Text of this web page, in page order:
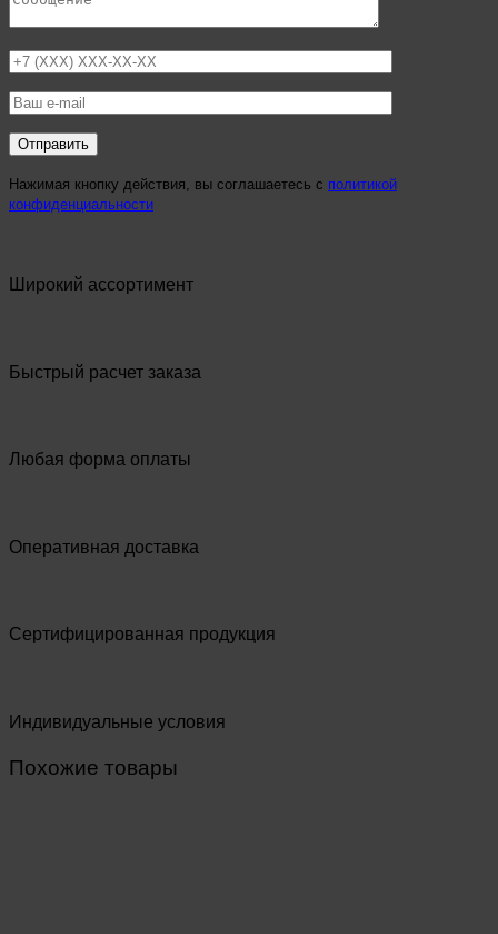
Нажимая кнопку действия, вы соглашаетесь с политикой
конфиденциальности
Широкий ассортимент
Быстрый расчет заказа
Любая форма оплаты
Оперативная доставка
Сертифицированная продукция
Индивидуальные условия
Похожие товары